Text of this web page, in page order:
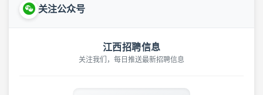
关注公众号
江西招聘信息
关注我们，每日推送最新招聘信息